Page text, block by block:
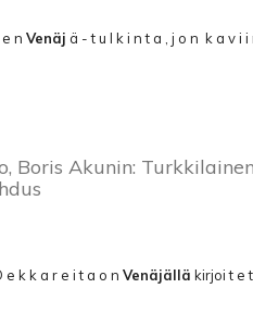
e n Venäj ä - t u l k i n t a , j o n ­ k a v i i
Boris Akunin:
e k k a r e i t a o n Venäjällä kirjoi­ t e